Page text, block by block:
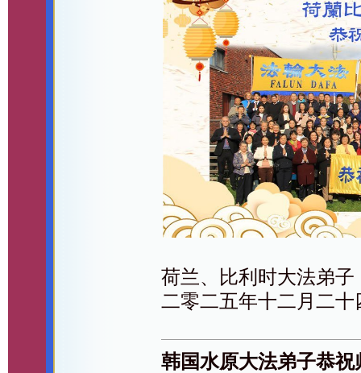
荷兰、比利时大法弟子
二零二五年十二月二十
韩国水原大法弟子恭